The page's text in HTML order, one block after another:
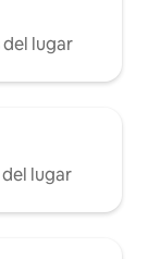
lugar
lugar